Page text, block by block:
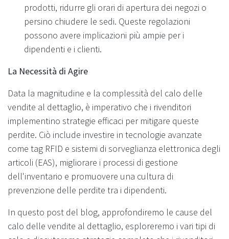
prodotti, ridurre gli orari di apertura dei negozi o
persino chiudere le sedi. Queste regolazioni
possono avere implicazioni più ampie per i
dipendenti e i clienti.
La Necessità di Agire
Data la magnitudine e la complessità del calo delle
vendite al dettaglio, è imperativo che i rivenditori
implementino strategie efficaci per mitigare queste
perdite. Ciò include investire in tecnologie avanzate
come tag RFID e sistemi di sorveglianza elettronica degli
articoli (EAS), migliorare i processi di gestione
dell'inventario e promuovere una cultura di
prevenzione delle perdite tra i dipendenti.
In questo post del blog, approfondiremo le cause del
calo delle vendite al dettaglio, esploreremo i vari tipi di